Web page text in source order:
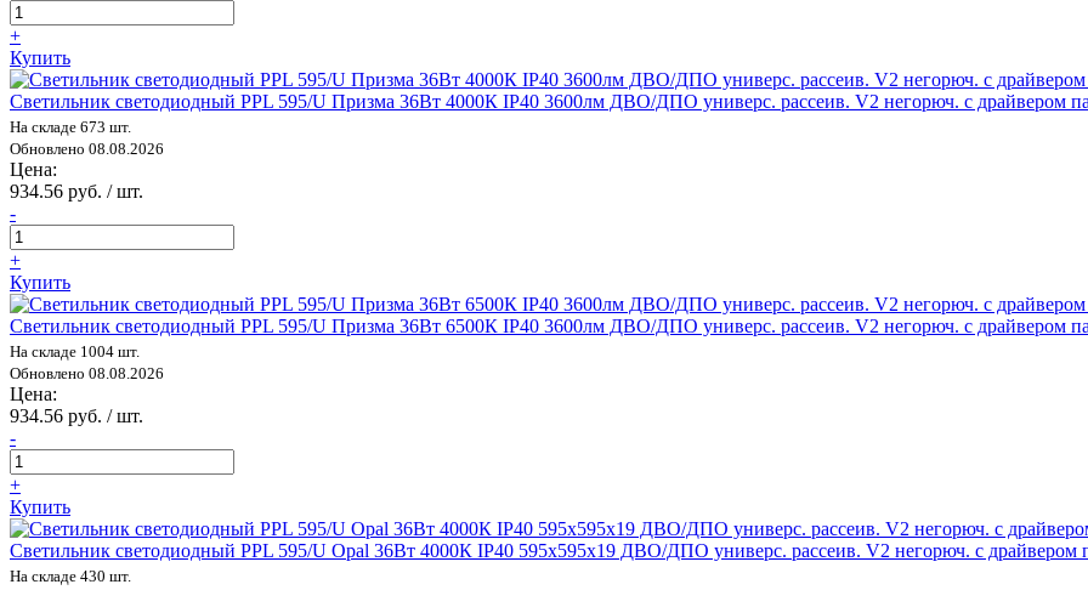
+
Купить
Светильник светодиодный PPL 595/U Призма 36Вт 4000К IP40 3600лм ДВО/ДПО универс. рассеив. V2 негорюч. с драйвером
На складе 673 шт.
Обновлено 08.08.2026
Цена:
934.56 руб. / шт.
-
+
Купить
Светильник светодиодный PPL 595/U Призма 36Вт 6500К IP40 3600лм ДВО/ДПО универс. рассеив. V2 негорюч. с драйвером
На складе 1004 шт.
Обновлено 08.08.2026
Цена:
934.56 руб. / шт.
-
+
Купить
Светильник светодиодный PPL 595/U Opal 36Вт 4000К IP40 595х595х19 ДВО/ДПО универс. рассеив. V2 негорюч. с драйвером
На складе 430 шт.